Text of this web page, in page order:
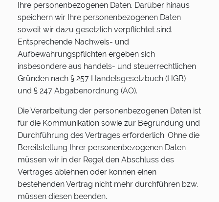
Ihre personenbezogenen Daten. Darüber hinaus
speichern wir Ihre personenbezogenen Daten
soweit wir dazu gesetzlich verpflichtet sind.
Entsprechende Nachweis- und
Aufbewahrungspflichten ergeben sich
insbesondere aus handels- und steuerrechtlichen
Gründen nach § 257 Handelsgesetzbuch (HGB)
und § 247 Abgabenordnung (AO).
Die Verarbeitung der personenbezogenen Daten ist
für die Kommunikation sowie zur Begründung und
Durchführung des Vertrages erforderlich. Ohne die
Bereitstellung Ihrer personenbezogenen Daten
müssen wir in der Regel den Abschluss des
Vertrages ablehnen oder können einen
bestehenden Vertrag nicht mehr durchführen bzw.
müssen diesen beenden.